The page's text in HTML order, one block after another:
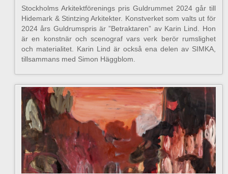
Stockholms Arkitektförenings pris Guldrummet 2024 går till
Hidemark & Stintzing Arkitekter. Konstverket som valts ut för
2024 års Guldrumspris är ”Betraktaren” av Karin Lind. Hon
är en konstnär och scenograf vars verk berör rumslighet
och materialitet. Karin Lind är också ena delen av SIMKA,
tillsammans med Simon Häggblom.